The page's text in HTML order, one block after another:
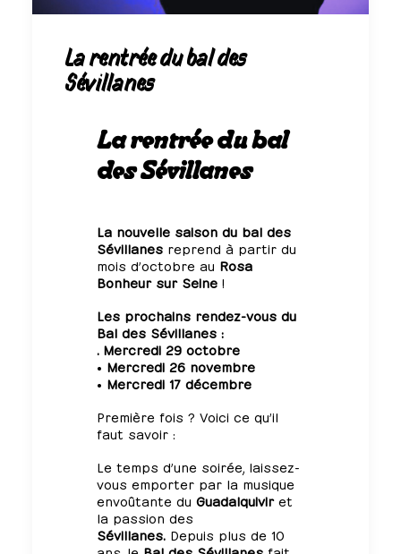
La rentrée du bal des
Sévillanes
La rentrée du bal
des Sévillanes
L a nouvelle saison du bal des
Sévillanes reprend à partir du
mois d’octobre au Rosa
Bonheur sur Seine !
Les prochains rendez-vous du
Bal des Sévillanes :
. Mercredi 29 octobre
• Mercredi 26 novembre
• Mercredi 17 décembre
Première fois ? Voici ce qu’il
faut savoir :
Le temps d’une soirée, laissez-
vous emporter par la musique
envoûtante du Guadalquiviret
la passion des
Sévillanes. Depuis plus de 10